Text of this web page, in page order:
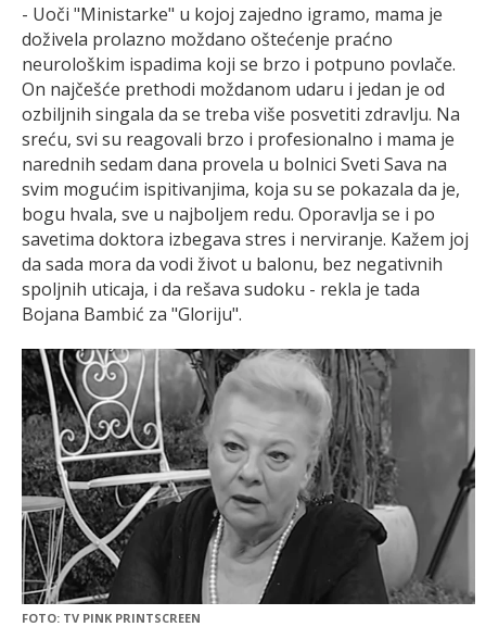
- Uoči "Ministarke" u kojoj zajedno igramo, mama je
doživela prolazno moždano oštećenje praćno
neurološkim ispadima koji se brzo i potpuno povlače.
On najčešće prethodi moždanom udaru i jedan je od
ozbiljnih singala da se treba više posvetiti zdravlju. Na
sreću, svi su reagovali brzo i profesionalno i mama je
narednih sedam dana provela u bolnici Sveti Sava na
svim mogućim ispitivanjima, koja su se pokazala da je,
bogu hvala, sve u najboljem redu. Oporavlja se i po
savetima doktora izbegava stres i nerviranje. Kažem joj
da sada mora da vodi život u balonu, bez negativnih
spoljnih uticaja, i da rešava sudoku - rekla je tada
Bojana Bambić za "Gloriju".
FOTO: TV PINK PRINTSCREEN